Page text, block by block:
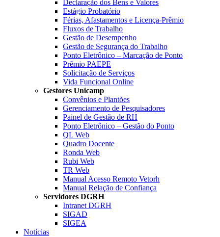
Declaração dos Bens e Valores
Estágio Probatório
Férias, Afastamentos e Licença-Prêmio
Fluxos de Trabalho
Gestão de Desempenho
Gestão de Segurança do Trabalho
Ponto Eletrônico – Marcação de Ponto
Prêmio PAEPE
Solicitação de Serviços
Vida Funcional Online
Gestores Unicamp
Convênios e Plantões
Gerenciamento de Pesquisadores
Painel de Gestão de RH
Ponto Eletrônico – Gestão do Ponto
QL Web
Quadro Docente
Ronda Web
Rubi Web
TR Web
Manual Acesso Remoto Vetorh
Manual Relação de Confiança
Servidores DGRH
Intranet DGRH
SIGAD
SIGEA
Notícias